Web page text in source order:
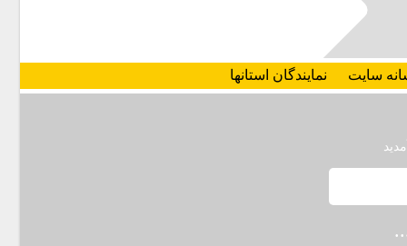
سایت نمایندگان استانها